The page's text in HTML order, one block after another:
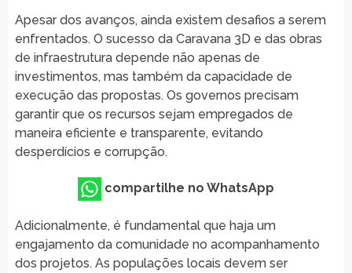
Apesar dos avanços, ainda existem desafios a serem
enfrentados. O sucesso da Caravana 3D e das obras
de infraestrutura depende não apenas de
investimentos, mas também da capacidade de
execução das propostas. Os governos precisam
garantir que os recursos sejam empregados de
maneira eficiente e transparente, evitando
desperdícios e corrupção.
compartilhe no WhatsApp
Adicionalmente, é fundamental que haja um
engajamento da comunidade no acompanhamento
dos projetos. As populações locais devem ser